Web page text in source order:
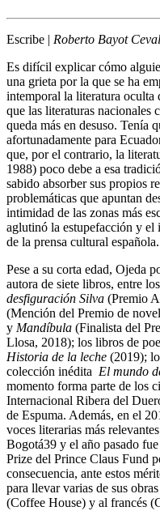
Escribe | Roberto Bayot
Es difícil explicar cómo
una grieta por la que se ha
intemporal la literatura oculta
que las literaturas nacionales
queda más en desuso. Tenía
afortunadamente para
que, por el contrario, la
1988) poco debe a esa
sabido absorber sus propios
problemáticas que apuntan
intimidad de las zonas más
aglutinó la estupefacción y el
de la prensa cultural española.
Pese a su corta edad, Ojeda
autora de siete libros, entre
desfiguración Silva (Premio
(Mención del Premio de
y Mandíbula (Finalista del
Llosa, 2018); los libros de
Historia de la leche (2019);
colección inédita El mundo
momento forma parte de los
Internacional Ribera del
de Espuma. Además, en el
voces literarias más
Bogotá39 y el año pasado
Prize del Prince Claus Fund
consecuencia, ante estos
para llevar varias de sus
(Coffee House) y al francés